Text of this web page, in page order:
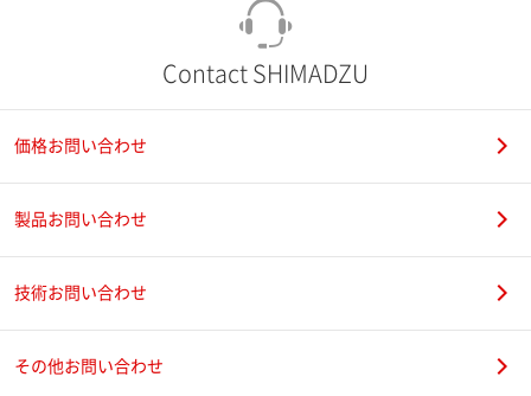
Contact SHIMADZU
価格お問い合わせ
製品お問い合わせ
技術お問い合わせ
その他お問い合わせ